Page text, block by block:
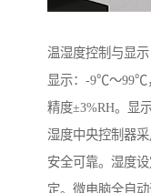
温湿度控制与显
显示：-9℃～99℃
精度±3%RH。显
湿度中央控制器
安全可靠。湿度
定。微电脑全自